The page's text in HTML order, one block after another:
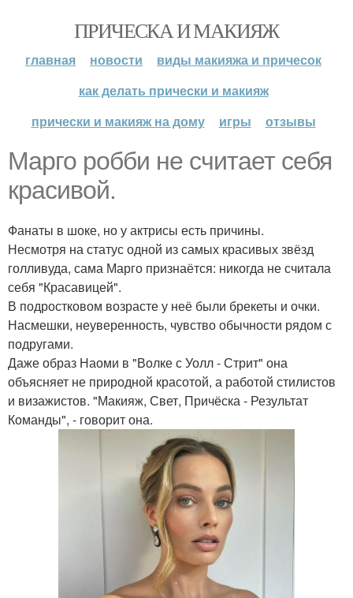
ПРИЧЕСКА И МАКИЯЖ
главная новости
виды макияжа и причесок
как делать прически и макияж
прически и макияж на дому
игры отзывы
Марго робби не считает себя
красивой.
Фанаты в шоке, но у актрисы есть причины.
Несмотря на статус одной из самых красивых звёзд
голливуда, сама Марго признаётся: никогда не считала
себя "Красавицей".
В подростковом возрасте у неё были брекеты и очки.
Насмешки, неуверенность, чувство обычности рядом с
подругами.
Даже образ Наоми в "Волке с Уолл - Стрит" она
объясняет не природной красотой, а работой стилистов
и визажистов. "Макияж, Свет, Причёска - Результат
Команды", - говорит она.